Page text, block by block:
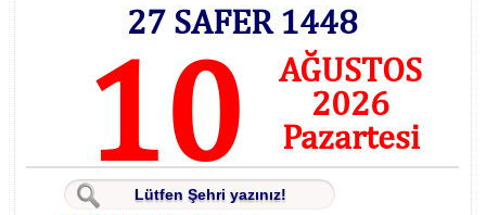
27 SAFER 1448
10
AĞUSTOS
2026
Pazartesi